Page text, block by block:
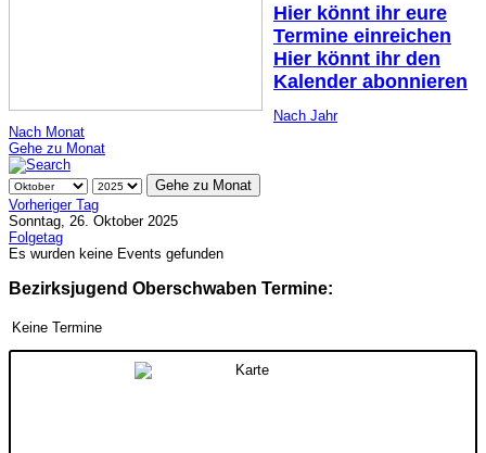
Hier könnt ihr eure
Termine einreichen
Hier könnt ihr den
Kalender abonnieren
Nach Jahr
Nach Monat
Gehe zu Monat
Gehe zu Monat
Vorheriger Tag
Sonntag, 26. Oktober 2025
Folgetag
Es wurden keine Events gefunden
Bezirksjugend Oberschwaben Termine:
Keine Termine